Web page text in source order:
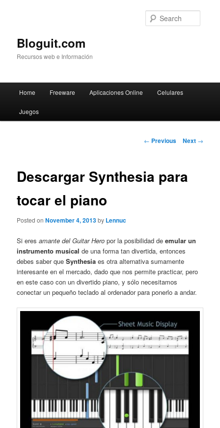
Bloguit.com
Recursos web e Información
Skip
to
Home Freeware Aplicaciones Online Celulares
Juegos
Post
← Previous Next →
Descargar Synthesia para
tocar el piano
Posted onNovember 4, 2013by Lennuc
Si eresamante del Guitar Hero por la posibilidad deemular un
instrumento musical de una forma tan divertida, entonces
debes saber queSynthesia es otra alternativa sumamente
interesante en el mercado, dado que nos permite practicar, pero
en este caso con un divertido piano, y sólo necesitamos
conectar un pequeño teclado al ordenador para ponerlo a andar.